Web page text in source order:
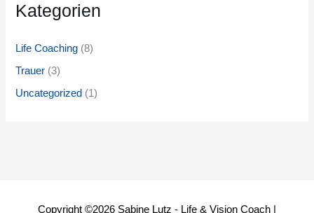
Kategorien
Life Coaching (8)
Trauer (3)
Uncategorized (1)
Copyright ©2026 Sabine Lutz - Life & Vision Coach